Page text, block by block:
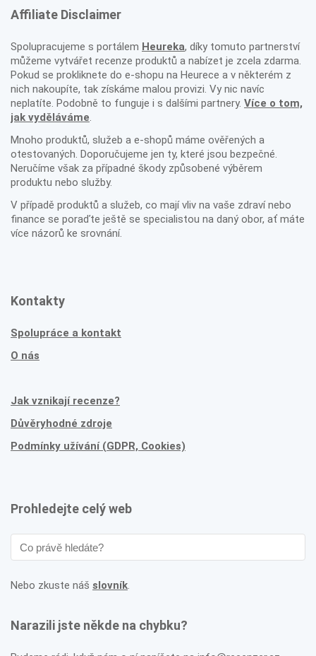
Affiliate Disclaimer
Spolupracujeme s portálem Heureka, díky tomuto partnerství
můžeme vytvářet recenze produktů a nabízet je zcela zdarma.
Pokud se prokliknete do e-shopu na Heurece a v některém z
nich nakoupíte, tak získáme malou provizi. Vy nic navíc
neplatíte. Podobně to funguje i s dalšími partnery. Více o tom,
jak vyděláváme.
Mnoho produktů, služeb a e-shopů máme ověřených a
otestovaných. Doporučujeme jen ty, které jsou bezpečné.
Neručíme však za případné škody způsobené výběrem
produktu nebo služby.
V případě produktů a služeb, co mají vliv na vaše zdraví nebo
finance se poraďte ještě se specialistou na daný obor, ať máte
více názorů ke srovnání.
Kontakty
Spolupráce a kontakt
O nás
Jak vznikají recenze?
Důvěryhodné zdroje
Podmínky užívání (GDPR, Cookies)
Prohledejte celý web
Nebo zkuste náš slovník.
Narazili jste někde na chybku?